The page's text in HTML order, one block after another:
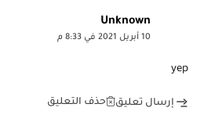
Unknown
10 أبريل 2021 في 8:33 م
yep
إرسال تعليق حذف التعليق